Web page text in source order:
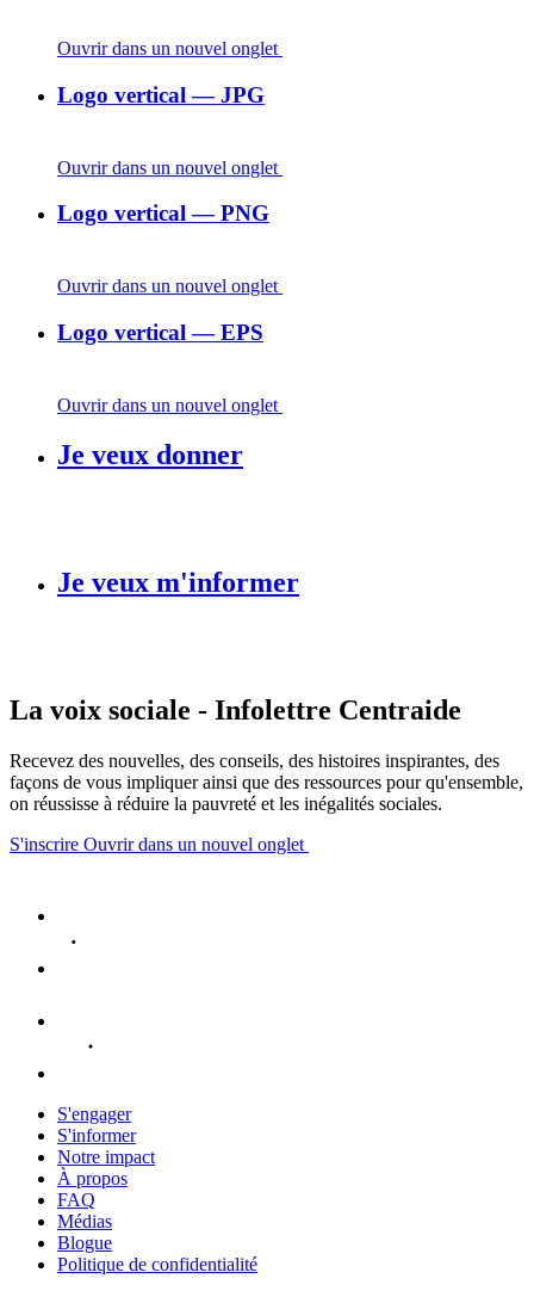
Ouvrir dans un nouvel onglet
Logo vertical — JPG
Ouvrir dans un nouvel onglet
Logo vertical — PNG
Ouvrir dans un nouvel onglet
Logo vertical — EPS
Ouvrir dans un nouvel onglet
Je veux donner
Je veux m'informer
La voix sociale - Infolettre Centraide
Recevez des nouvelles, des conseils, des histoires inspirantes, des
façons de vous impliquer ainsi que des ressources pour qu'ensemble,
on réussisse à réduire la pauvreté et les inégalités sociales.
S'inscrire Ouvrir dans un nouvel onglet
S'engager
S'informer
Notre impact
À propos
FAQ
Médias
Blogue
Politique de confidentialité